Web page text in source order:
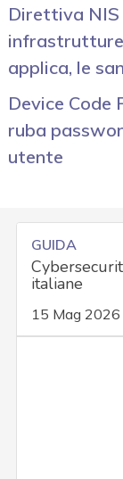
Direttiva NIS
infrastrutture
applica, le
Device Code
ruba
utente
GUIDA
italiane
15 Mag 2026